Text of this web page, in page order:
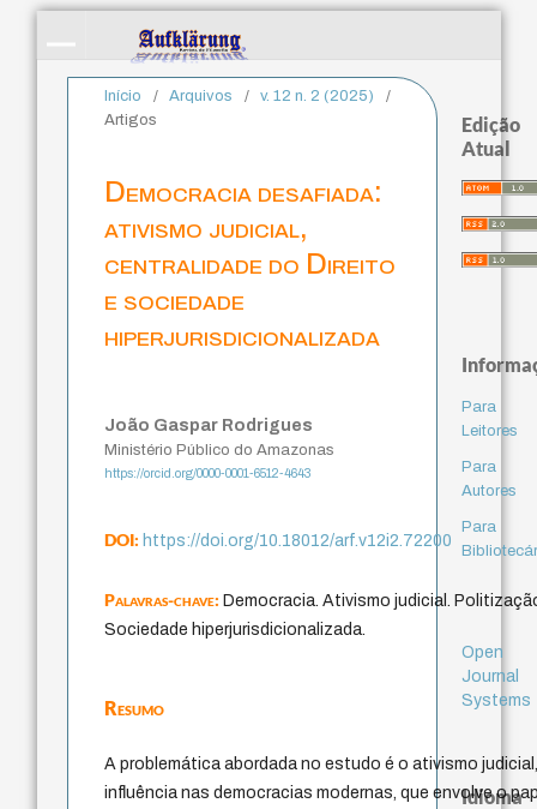
Início / Arquivos / v. 12 n. 2 (2025)
/
Artigos
Democracia desafiada:
ativismo judicial,
centralidade do Direito
e sociedade
hiperjurisdicionalizada
João Gaspar Rodrigues
Ministério Público do Amazonas
https://orcid.org/0000-0001-6512-4643
DOI:https://doi.org/10.18012/arf.v12i2.72200
Palavras-chave:Democracia. Ativismo judicial.
Sociedade hiperjurisdicionalizada.
Resumo
A problemática abordada no estudo é o ativismo
influência nas democracias modernas, que envolve o
Edição
Atual
Para
Leitores
Para
Autores
Para
Open
Journal
Systems
Idioma